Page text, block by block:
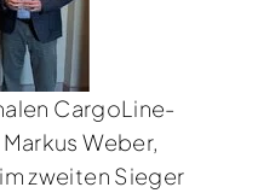
CargoLine-
Weber,
zweiten Sieger